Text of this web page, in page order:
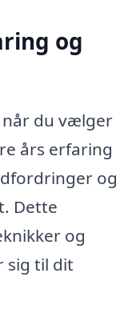
og
når du vælger
års erfaring
og
Dette
og
sig til dit